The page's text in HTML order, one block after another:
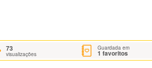
73
visualizações
Guardada em
1 favoritos